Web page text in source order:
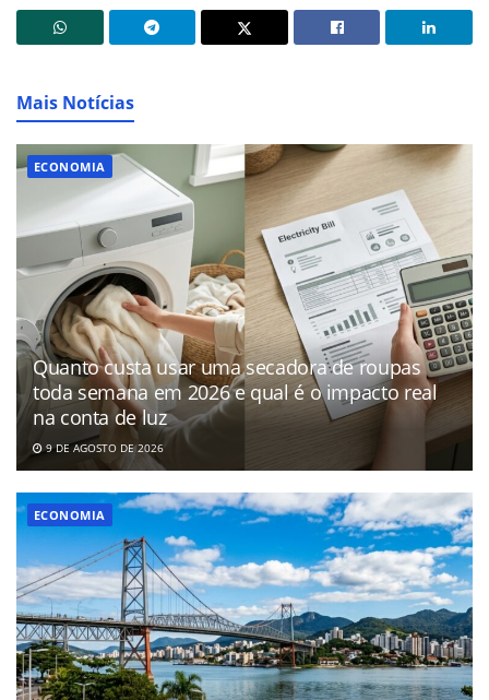
Mais Notícias
ECONOMIA
Quanto custa usar uma secadora de roupas
toda semana em 2026 e qual é o impacto real
na conta de luz
9 DE AGOSTO DE 2026
ECONOMIA